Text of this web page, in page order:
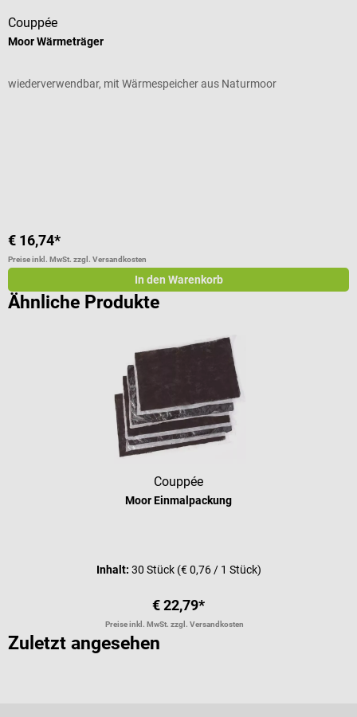
Couppée
Moor Wärmeträger
wiederverwendbar, mit Wärmespeicher aus Naturmoor
€ 16,74*
Preise inkl. MwSt. zzgl. Versandkosten
In den Warenkorb
Ähnliche Produkte
Couppée
Moor Einmalpackung
Inhalt: 30 Stück (€ 0,76 / 1 Stück)
€ 22,79*
Preise inkl. MwSt. zzgl. Versandkosten
Zuletzt angesehen